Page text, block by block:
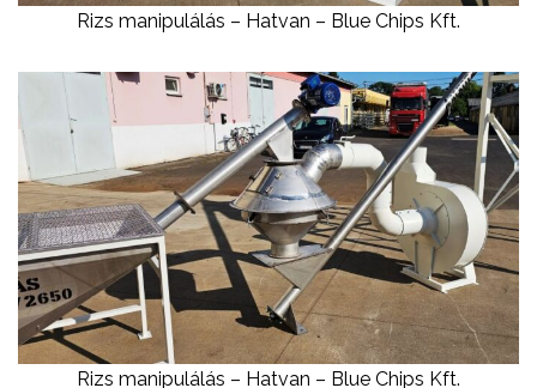
Rizs manipulálás – Hatvan – Blue Chips Kft.
Rizs manipulálás – Hatvan – Blue Chips Kft.